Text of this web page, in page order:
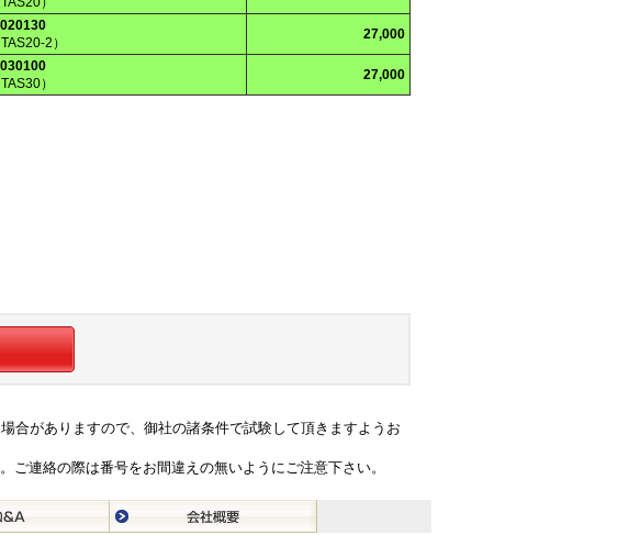
2）
27,000
）
27,000
合がありますので、御社の諸条件で試験して頂きますようお
連絡の際は番号をお間違えの無いようにご注意下さい。